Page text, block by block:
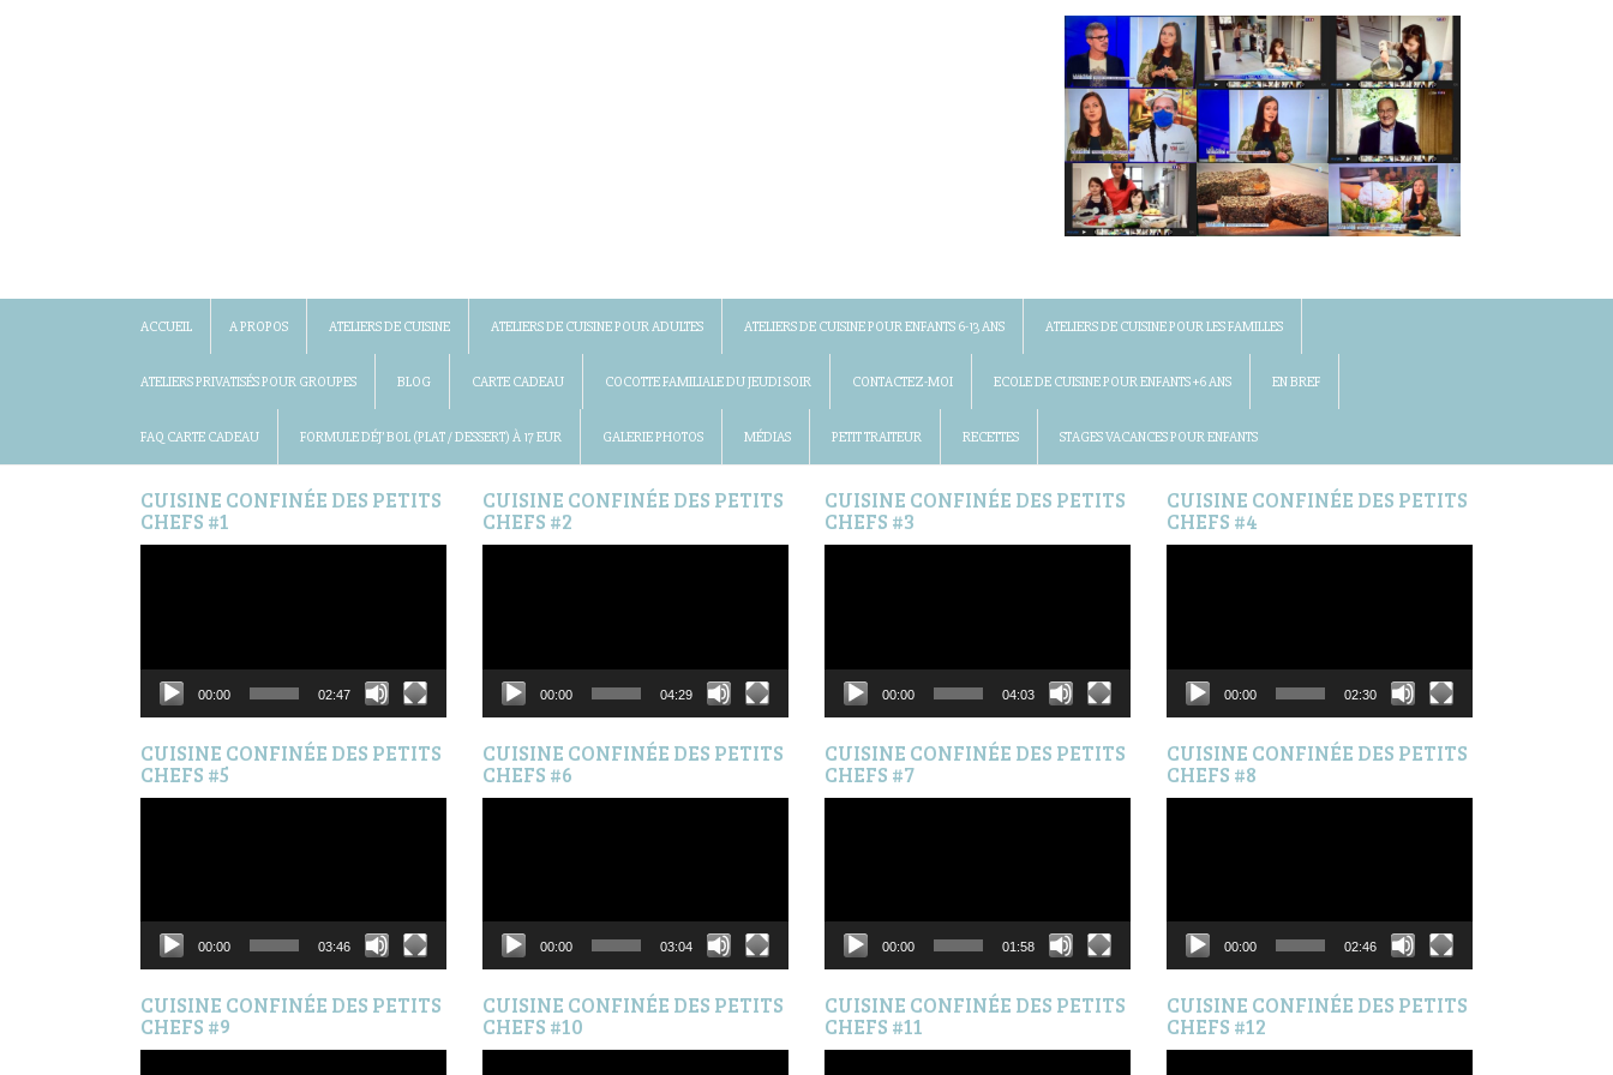
ACCUEIL A PROPOS ATELIERS DE CUISINE ATELIERS DE CUISINE POUR ADULTES ATELIERS DE CUISINE POUR ENFANTS 6-13 ANS ATELIERS DE CUISINE POUR LES FAMILLES
ATELIERS PRIVATISÉS POUR GROUPES BLOG CARTE CADEAU COCOTTE FAMILIALE DU JEUDI SOIR CONTACTEZ-MOI ECOLE DE CUISINE POUR ENFANTS +6 ANS EN BREF
FAQ CARTE CADEAU FORMULE DÉJ’ BOL (PLAT / DESSERT) À 17 EUR GALERIE PHOTOS MÉDIAS PETIT TRAITEUR RECETTES STAGES VACANCES POUR ENFANTS
CUISINE CONFINÉE DES PETITS
CHEFS #1
00:00 02:47
CUISINE CONFINÉE DES PETITS
CHEFS #5
00:00 03:46
CUISINE CONFINÉE DES PETITS
CHEFS #9
CUISINE CONFINÉE DES PETITS
CHEFS #2
00:00 04:29
CUISINE CONFINÉE DES PETITS
CHEFS #6
00:00 03:04
CUISINE CONFINÉE DES PETITS
CHEFS #10
CUISINE CONFINÉE DES PETITS
CHEFS #3
00:00 04:03
CUISINE CONFINÉE DES PETITS
CHEFS #7
00:00 01:58
CUISINE CONFINÉE DES PETITS
CHEFS #11
CUISINE CONFINÉE DES PETITS
CHEFS #4
00:00 02:30
CUISINE CONFINÉE DES PETITS
CHEFS #8
00:00 02:46
CUISINE CONFINÉE DES PETITS
CHEFS #12